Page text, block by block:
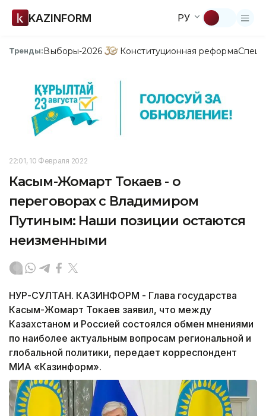
KAZINFORM РУ
Тренды:Выборы-2026 Конституционная реформа
22:01, 10 Февраля 2022
Касым-Жомарт Токаев - о
переговорах с Владимиром
Путиным: Наши позиции остаются
неизменными
НУР-СУЛТАН. КАЗИНФОРМ - Глава государства
Касым-Жомарт Токаев заявил, что между
Казахстаном и Россией состоялся обмен мнениями
по наиболее актуальным вопросам региональной и
глобальной политики, передает корреспондент
МИА «Казинформ».